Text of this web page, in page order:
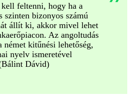
feltenni, hogy ha a
szinten bizonyos számú
állít ki, akkor mivel lehet
Az angoltudás
német kitűnési lehetőség,
nyelv ismeretével
Dávid)